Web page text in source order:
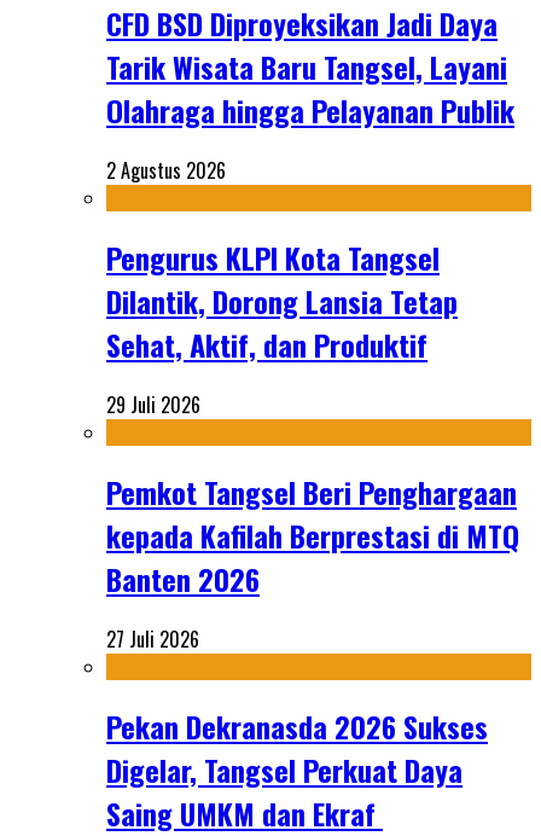
CFD BSD Diproyeksikan Jadi Daya
Tarik Wisata Baru Tangsel, Layani
Olahraga hingga Pelayanan Publik
2 Agustus 2026
Pengurus KLPI Kota Tangsel
Dilantik, Dorong Lansia Tetap
Sehat, Aktif, dan Produktif
29 Juli 2026
Pemkot Tangsel Beri Penghargaan
kepada Kafilah Berprestasi di MTQ
Banten 2026
27 Juli 2026
Pekan Dekranasda 2026 Sukses
Digelar, Tangsel Perkuat Daya
Saing UMKM dan Ekraf